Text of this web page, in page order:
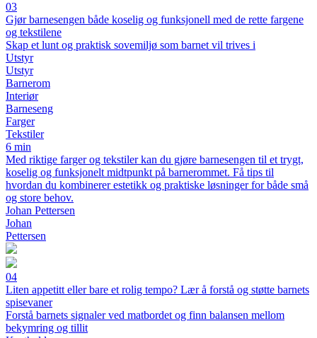
03
Gjør barnesengen både koselig og funksjonell med de rette fargene
og tekstilene
Skap et lunt og praktisk sovemiljø som barnet vil trives i
Utstyr
Utstyr
Barnerom
Interiør
Barneseng
Farger
Tekstiler
6 min
Med riktige farger og tekstiler kan du gjøre barnesengen til et trygt,
koselig og funksjonelt midtpunkt på barnerommet. Få tips til
hvordan du kombinerer estetikk og praktiske løsninger for både små
og store behov.
Johan Pettersen
Johan
Pettersen
04
Liten appetitt eller bare et rolig tempo? Lær å forstå og støtte barnets
spisevaner
Forstå barnets signaler ved matbordet og finn balansen mellom
bekymring og tillit